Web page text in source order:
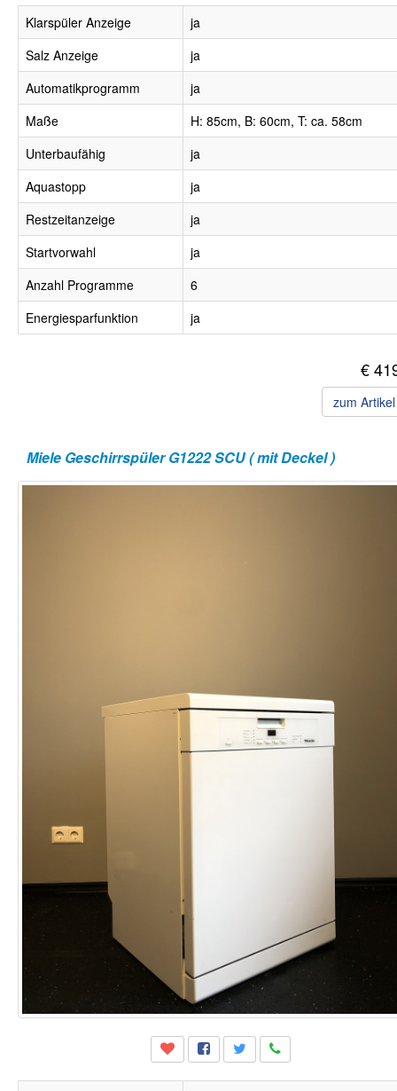
Klarspüler Anzeige
ja
Salz Anzeige
ja
Automatikprogramm
ja
Maße
H: 85cm, B: 60cm, T: ca. 58cm
Unterbaufähig
ja
Aquastopp
ja
Restzeitanzeige
ja
Startvorwahl
ja
Anzahl Programme
6
Energiesparfunktion
ja
€
zum
Miele Geschirrspüler G1222 SCU ( mit Deckel )